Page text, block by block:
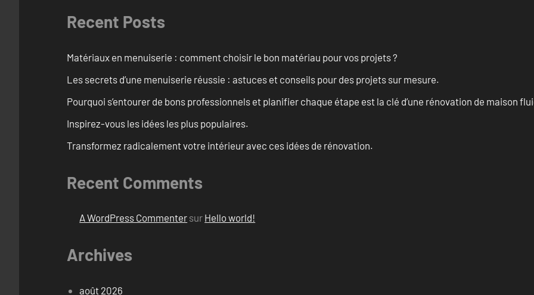
Recent Posts
Matériaux en menuiserie : comment choisir le bon matériau pour vos projets ?
Les secrets d’une menuiserie réussie : astuces et conseils pour des projets sur mesure.
Pourquoi s’entourer de bons professionnels et planifier chaque étape est la clé d’une rénovation de maison
Inspirez-vous les idées les plus populaires.
Transformez radicalement votre intérieur avec ces idées de rénovation.
Recent Comments
A WordPress Commenter sur Hello world!
Archives
août 2026